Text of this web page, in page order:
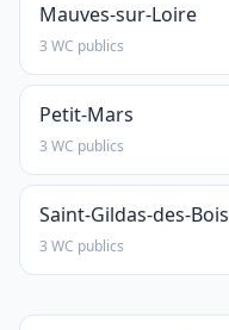
Mauves-sur-Loire
3 WC publics
Petit-Mars
3 WC publics
Saint-Gildas-des-Bois
3 WC publics